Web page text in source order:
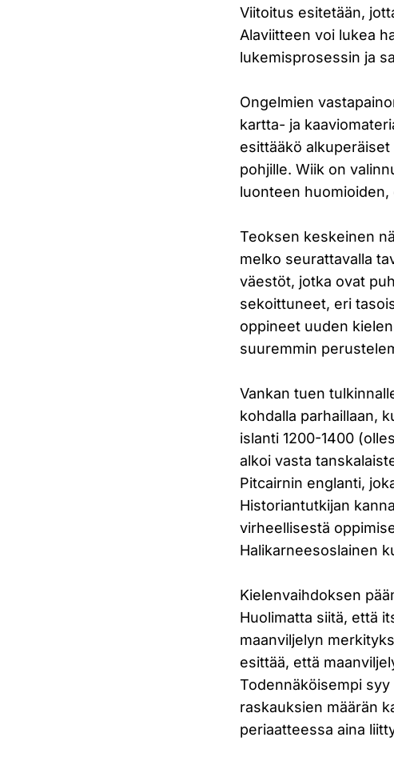
Viitoitus esitetään,
Alaviitteen voi lukea
lukemisprosessin ja
Ongelmien
kartta- ja
esittääkö
pohjille. Wiik on
luonteen
Teoksen keskeinen
melko seurattavalla
väestöt, jotka ovat
sekoittuneet, eri
oppineet uuden
suuremmin
Vankan tuen
kohdalla parhaillaan,
islanti 1200-1400
alkoi vasta
Pitcairnin englanti,
Historiantutkijan
virheellisestä
Halikarneesoslainen
Kielenvaihdoksen
Huolimatta siitä, että
maanviljelyn
esittää, että
Todennäköisempi
raskauksien määrän
periaatteessa aina